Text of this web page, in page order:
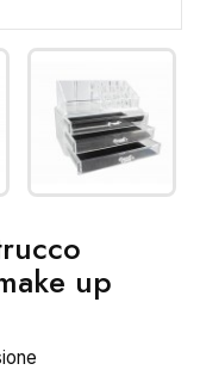
up